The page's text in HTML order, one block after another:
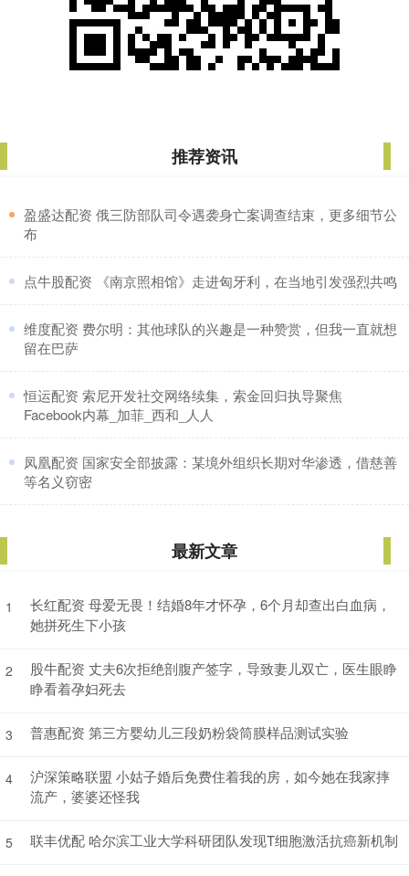
推荐资讯
​盈盛达配资 俄三防部队司令遇袭身亡案调查结束，更多细节公
布
​点牛股配资 《南京照相馆》走进匈牙利，在当地引发强烈共鸣
​维度配资 费尔明：其他球队的兴趣是一种赞赏，但我一直就想
留在巴萨
​恒运配资 索尼开发社交网络续集，索金回归执导聚焦
Facebook内幕_加菲_西和_人人
​凤凰配资 国家安全部披露：某境外组织长期对华渗透，借慈善
等名义窃密
最新文章
1
长红配资 母爱无畏！结婚8年才怀孕，6个月却查出白血病，
她拼死生下小孩
2
股牛配资 丈夫6次拒绝剖腹产签字，导致妻儿双亡，医生眼睁
睁看着孕妇死去
3 普惠配资 第三方婴幼儿三段奶粉袋筒膜样品测试实验
4
沪深策略联盟 小姑子婚后免费住着我的房，如今她在我家摔
流产，婆婆还怪我
5 联丰优配 哈尔滨工业大学科研团队发现T细胞激活抗癌新机制